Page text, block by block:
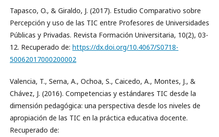
Tapasco, O., & Giraldo, J. (2017). Estudio Comparativo sobre
Percepción y uso de las TIC entre Profesores de Universidades
Públicas y Privadas. Revista Formación Universitaria, 10(2), 03-
12. Recuperado de: https://dx.doi.org/10.4067/S0718-
50062017000200002
Valencia, T., Serna, A., Ochoa, S., Caicedo, A., Montes, J., &
Chávez, J. (2016). Competencias y estándares TIC desde la
dimensión pedagógica: una perspectiva desde los niveles de
apropiación de las TIC en la práctica educativa docente.
Recuperado de: